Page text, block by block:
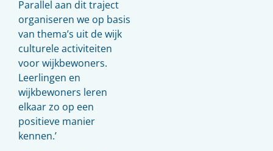
Parallel aan dit traject
organiseren we op basis
van thema’s uit de wijk
culturele activiteiten
voor wijkbewoners.
Leerlingen en
wijkbewoners leren
elkaar zo op een
positieve manier
kennen.’